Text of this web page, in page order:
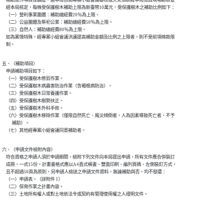
    經本局核定，每株受保護樹木補助上限為新臺幣10萬元，受保護樹木之補助比例如下：
    （一）營利事業團體：補助總經費20％為上限。
    （二）公益團體及祭祀公業：補助總經費50％為上限。
    （三）自然人：補助總經費80％為上限。
    如為案情特殊，經專案小組會議決議提高補助金額及比例之上限者，則不受前項條款限
    制。
五、（補助項目）
    申請補助項目如下：
    （一）受保護樹木修剪作業。
    （二）受保護樹木病蟲害防治作業（含褐根病防治）。
    （三）受保護樹木日常養護作業。
    （四）受保護樹木樹勢扶正。
    （五）受保護樹木外科手術。
    （六）受保護樹木移除作業（僅限自然死亡、風災傾倒者，人為因素導致死亡者，不予
          補助）。
    （七）其他經專案小組會議同意補助者。
六、（申請文件檢附內容）
    符合資格之申請人須於申請期間，檢附下列文件向本局提出申請，所有文件應合併裝訂
    成冊，一式15份。計畫書格式應以A4直式橫書、雙面印刷、編列頁碼、左側裝釘方式，
    且不超過50頁為原則，另申請人檢送之申請文件資料，無論補助與否，均不發還：
    （一）申請表。（詳附件 1）
    （二）保育作業之計畫內容。
    （三）土地所有權人或對土地依法令或契約有管理使用權之人證明文件。